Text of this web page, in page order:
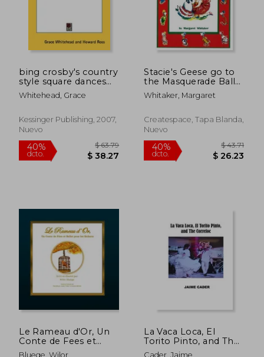
40%
dcto. $ 58.67 dcto.
bing crosby's country
style square dances
(en Inglés)
Whitehead, Grace
Kessinger Publishing, 2007,
Nuevo
Stacie's Geese go to
the Masquerade Ball
(en Inglés)
Whitaker, Margaret
Createspace, Tapa Blanda,
Nuevo
Le Rameau d'Or, Un
Conte de Fees et
Ballet pour les
Bluege, Wilor
La Vaca Loca, El
Torito Pinto, and The
Correfoc (en Inglés)
Cader, Jaime